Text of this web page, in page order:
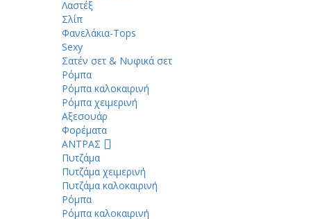
Λαστέξ
Σλίπ
Φανελάκια-Tops
Sexy
Σατέν σετ & Νυφικά σετ
Ρόμπα
Ρόμπα καλοκαιρινή
Ρόμπα χειμερινή
Αξεσουάρ
Φορέματα
ΑΝΤΡΑΣ
Πυτζάμα
Πυτζάμα χειμερινή
Πυτζάμα καλοκαιρινή
Ρόμπα
Ρόμπα καλοκαιρινή